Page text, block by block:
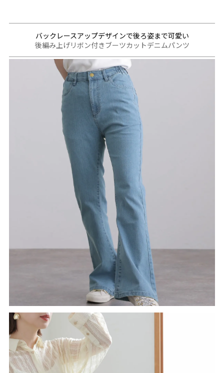
バックレースアップデザインで後ろ姿まで可愛い
後編み上げリボン付きブーツカットデニムパンツ